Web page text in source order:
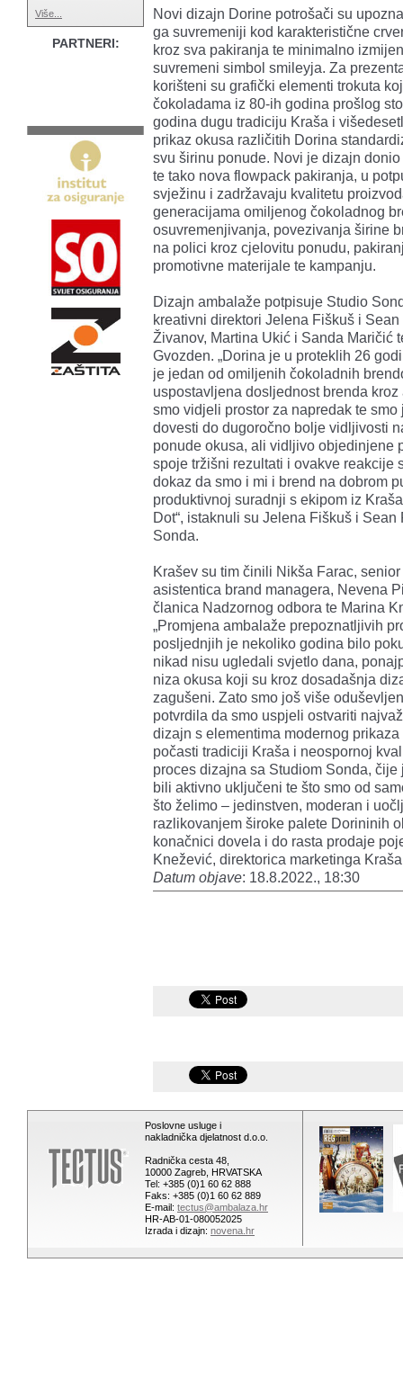
Novi dizajn Dorine potrošači su
ga suvremeniji kod karakteristične
kroz sva pakiranja te minimalno
suvremeni simbol smileyja. Za
korišteni su grafički elementi trokuta
čokoladama iz 80-ih godina prošlog
godina dugu tradiciju Kraša i
prikaz okusa različitih Dorina
svu širinu ponude. Novi je dizajn
te tako nova flowpack pakiranja, u
svježinu i zadržavaju kvalitetu
generacijama omiljenog čokoladnog
osuvremenjivanja, povezivanja širine
na polici kroz cjelovitu ponudu,
promotivne materijale te kampanju.
Dizajn ambalaže potpisuje Studio
kreativni direktori Jelena Fiškuš i
Živanov, Martina Ukić i Sanda Maričić
Gvozden. „Dorina je u proteklih 26
je jedan od omiljenih čokoladnih
uspostavljena dosljednost brenda
smo vidjeli prostor za napredak te
dovesti do dugoročno bolje vidljivosti
ponude okusa, ali vidljivo objedinjene
spoje tržišni rezultati i ovakve reakcije
dokaz da smo i mi i brend na dobrom
produktivnoj suradnji s ekipom iz
Dot“, istaknuli su Jelena Fiškuš i
Sonda.
Krašev su tim činili Nikša Farac,
asistentica brand managera, Nevena
članica Nadzornog odbora te Marina
„Promjena ambalaže prepoznatljivih
posljednjih je nekoliko godina bilo
nikad nisu ugledali svjetlo dana,
niza okusa koji su kroz dosadašnja
zagušeni. Zato smo još više
potvrdila da smo uspjeli ostvariti
dizajn s elementima modernog
počasti tradiciji Kraša i neospornoj
proces dizajna sa Studiom Sonda,
bili aktivno uključeni te što smo od
što želimo – jedinstven, moderan i
razlikovanjem široke palete Dorininih
konačnici dovela i do rasta prodaje
Knežević, direktorica marketinga
Datum objave: 18.8.2022., 18:30
Više...
PARTNERI:
Poslovne usluge i
nakladnička djelatnost d.o.o.
Radnička cesta 48,
10000 Zagreb, HRVATSKA
Tel: +385 (0)1 60 62 888
Faks: +385 (0)1 60 62 889
E-mail: tectus@ambalaza.hr
HR-AB-01-080052025
Izrada i dizajn: novena.hr